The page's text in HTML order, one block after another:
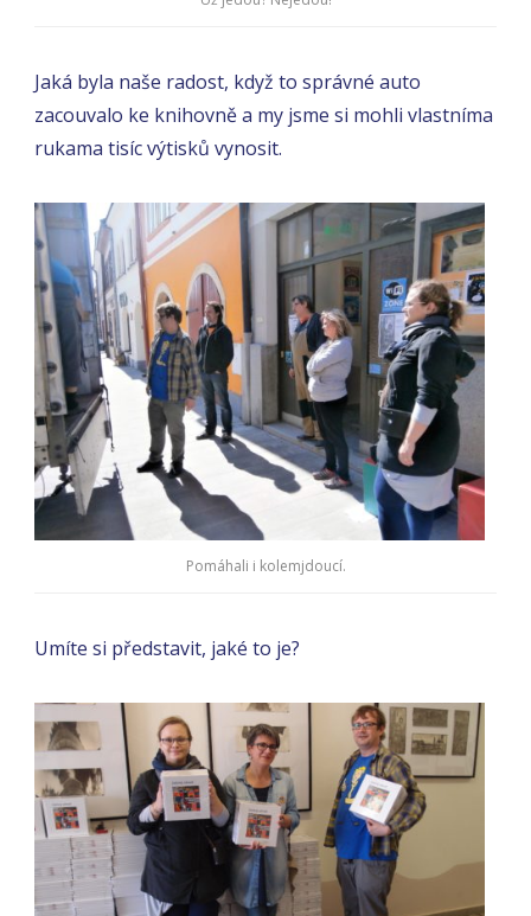
Jaká byla naše radost, když to správné auto
zacouvalo ke knihovně a my jsme si mohli vlastníma
rukama tisíc výtisků vynosit.
Pomáhali i kolemjdoucí.
Umíte si představit, jaké to je?